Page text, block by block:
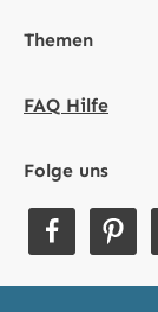
Themen
FAQ Hilfe
Folge uns